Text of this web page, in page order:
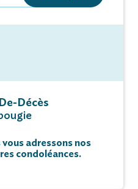
Décès
vous adressons nos
condoléances.